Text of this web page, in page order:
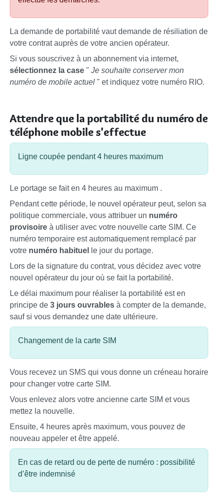
La demande de portabilité vaut demande de résiliation de
votre contrat auprès de votre ancien opérateur.
Si vous souscrivez à un abonnement via internet,
sélectionnez la case " Je souhaite conserver mon
numéro de mobile actuel " et indiquez votre numéro RIO.
Attendre que la portabilité du numéro de
téléphone mobile s'effectue
Ligne coupée pendant 4 heures maximum
Le portage se fait en 4 heures au maximum .
Pendant cette période, le nouvel opérateur peut, selon sa
politique commerciale, vous attribuer un numéro
provisoire à utiliser avec votre nouvelle carte SIM. Ce
numéro temporaire est automatiquement remplacé par
votre numéro habituel
le jour du portage.
Lors de la signature du contrat, vous décidez avec votre
nouvel opérateur du jour où se fait la portabilité.
Le délai maximum pour réaliser la portabilité est en
principe de 3 jours ouvrables à compter de la demande,
sauf si vous demandez une date ultérieure.
Changement de la carte SIM
Vous recevez un SMS qui vous donne un créneau horaire
pour changer votre carte SIM.
Vous enlevez alors votre ancienne carte SIM et vous
mettez la nouvelle.
Ensuite, 4 heures après maximum, vous pouvez de
nouveau appeler et être appelé.
En cas de retard ou de perte de numéro : possibilité
d’être indemnisé